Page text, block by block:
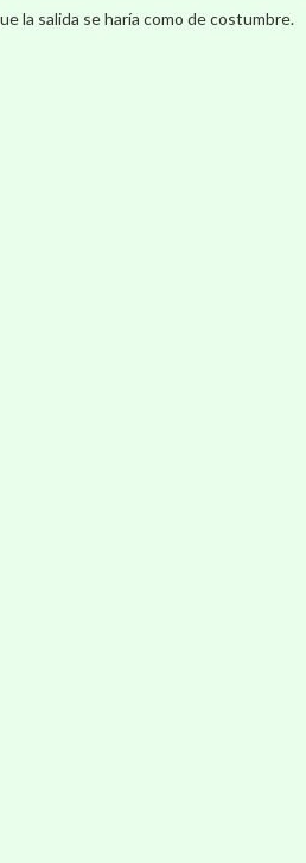
la salida se haría como de costumbre.